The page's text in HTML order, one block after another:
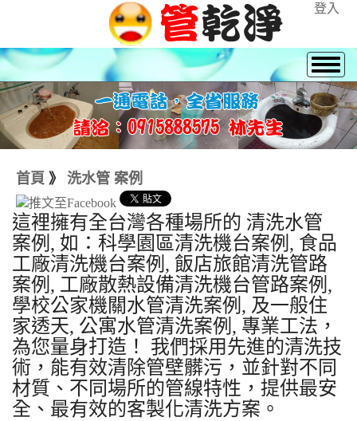
登入
首頁 》 洗水管 案例
這裡擁有全台灣各種場所的 清洗水管
案例, 如：科學園區清洗機台案例, 食品
工廠清洗機台案例, 飯店旅館清洗管路
案例, 工廠散熱設備清洗機台管路案例,
學校公家機關水管清洗案例, 及一般住
家透天, 公寓水管清洗案例, 專業工法，
為您量身打造！ 我們採用先進的清洗技
術，能有效清除管壁髒污，並針對不同
材質、不同場所的管線特性，提供最安
全、最有效的客製化清洗方案。